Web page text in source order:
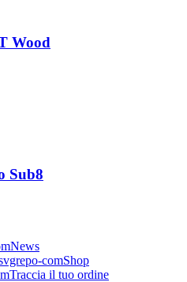
Wood
Sub8
News
Shop
Traccia il tuo ordine